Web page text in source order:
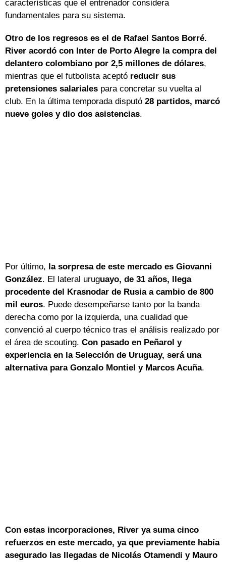
características que el entrenador considera
fundamentales para su sistema.
Otro de los regresos es el de Rafael Santos Borré.
River acordó con Inter de Porto Alegre la compra del
delantero colombiano por 2,5 millones de dólares,
mientras que el futbolista aceptó reducir sus
pretensiones salariales para concretar su vuelta al
club. En la última temporada disputó 28 partidos, marcó
nueve goles y dio dos asistencias.
Por último, la sorpresa de este mercado es Giovanni
González. El lateral uruguayo, de 31 años, llega
procedente del Krasnodar de Rusia a cambio de 800
mil euros. Puede desempeñarse tanto por la banda
derecha como por la izquierda, una cualidad que
convenció al cuerpo técnico tras el análisis realizado por
el área de scouting. Con pasado en Peñarol y
experiencia en la Selección de Uruguay, será una
alternativa para Gonzalo Montiel y Marcos Acuña.
Con estas incorporaciones, River ya suma cinco
refuerzos en este mercado, ya que previamente había
asegurado las llegadas de Nicolás Otamendi y Mauro